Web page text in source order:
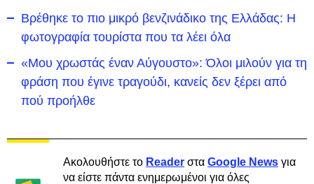
Βρέθηκε το πιο μικρό βενζινάδικο της Ελλάδας: Η
φωτογραφία τουρίστα που τα λέει όλα
«Μου χρωστάς έναν Αύγουστο»: Όλοι μιλούν για τη
φράση που έγινε τραγούδι, κανείς δεν ξέρει από
πού προήλθε
Ακολουθήστε το Reader στα Google News για
να είστε πάντα ενημερωμένοι για όλες